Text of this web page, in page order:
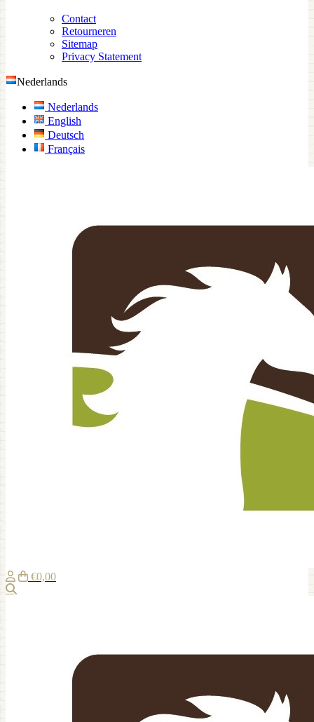
Contact
Retourneren
Sitemap
Privacy Statement
Nederlands
Nederlands
English
Deutsch
Français
€0,00